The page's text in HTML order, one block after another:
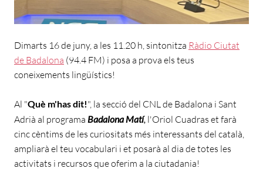
Dimarts 16 de juny, a les 11.20 h, sintonitza Ràdio Ciutat
de Badalona (94.4 FM) i posa a prova els teus
coneixements lingüístics!
Al "Què m'has dit!", la secció del CNL de Badalona i Sant
Adrià al programa Badalona Matí, l'Oriol Cuadras et farà
cinc cèntims de les curiositats més interessants del català,
ampliarà el teu vocabulari i et posarà al dia de totes les
activitats i recursos que oferim a la ciutadania!